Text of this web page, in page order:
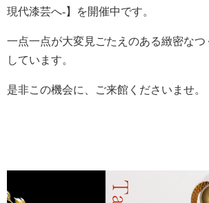
現代漆芸へ-】を開催中です。
一点一点が大変見ごたえのある緻密な
しています。
是非この機会に、ご来館くださいませ。